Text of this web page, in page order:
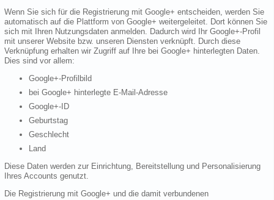
Wenn Sie sich für die Registrierung mit Google+ entscheiden, werden Sie
automatisch auf die Plattform von Google+ weitergeleitet. Dort können Sie
sich mit Ihren Nutzungsdaten anmelden. Dadurch wird Ihr Google+-Profil
mit unserer Website bzw. unseren Diensten verknüpft. Durch diese
Verknüpfung erhalten wir Zugriff auf Ihre bei Google+ hinterlegten Daten.
Dies sind vor allem:
Google+-Profilbild
bei Google+ hinterlegte E-Mail-Adresse
Google+-ID
Geburtstag
Geschlecht
Land
Diese Daten werden zur Einrichtung, Bereitstellung und Personalisierung
Ihres Accounts genutzt.
Die Registrierung mit Google+ und die damit verbundenen